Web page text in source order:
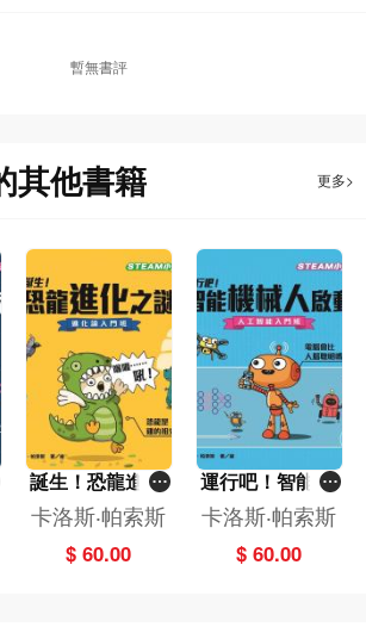
體之間的密碼！
——量子物理入門班》
到關於量子物理的各種知識，包括：分子、粒子、電
動——人工智能入門班》
部最新型的機械人圖靈，但圖靈卻不知道自己的任務，
？機械人究竟是如何思考和學習的？我們一起來破解人
關於人工智能的各種知識，包括：機械人和人類的分
絡等。
暫無書評
其他書籍 更多>
誕生！恐龍進化
之謎-進化論入門
班[STEAM 小天
才]
卡洛斯‧帕索斯
$ 60.00
運行吧！智能機
械人啟動-人工智
能入門班[STEA
M 小天才]
卡洛斯‧帕索斯
$ 60.00